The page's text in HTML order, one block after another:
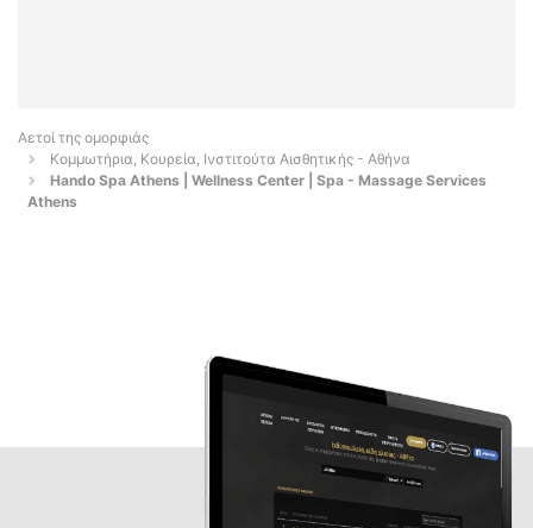
Αετοί της ομορφιάς
Κομμωτήρια, Κουρεία, Ινστιτούτα Αισθητικής - Αθήνα
Hando Spa Athens | Wellness Center | Spa - Massage Services
Athens